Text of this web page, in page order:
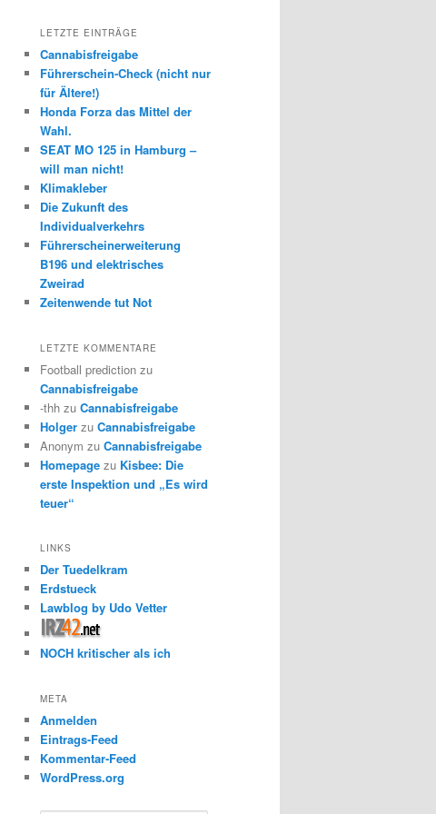
LETZTE EINTRÄGE
Cannabisfreigabe
Führerschein-Check (nicht nur
für Ältere!)
Honda Forza das Mittel der
Wahl.
SEAT MO 125 in Hamburg –
will man nicht!
Klimakleber
Die Zukunft des
Individualverkehrs
Führerscheinerweiterung
B196 und elektrisches
Zweirad
Zeitenwende tut Not
LETZTE KOMMENTARE
Football prediction zu
Cannabisfreigabe
-thh zu Cannabisfreigabe
Holger zu Cannabisfreigabe
Anonym zu Cannabisfreigabe
Homepage zu Kisbee: Die
erste Inspektion und „Es wird
teuer“
LINKS
Der Tuedelkram
Erdstueck
Lawblog by Udo Vetter
NOCH kritischer als ich
META
Anmelden
Eintrags-Feed
Kommentar-Feed
WordPress.org